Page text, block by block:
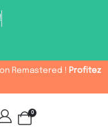
Remastered ! Profitez
0